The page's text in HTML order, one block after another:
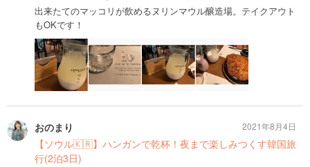
出来たてのマッコリが飲めるヌリンマウル醸造場。テイクアウト
もOKです！
おのまり
【ソウル🇰🇷】ハンガンで乾杯！夜まで楽しみつくす韓国旅
行(2泊3日)
2021年8月4日